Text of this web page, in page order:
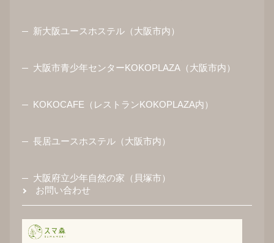
長居ユースホステル（大阪市内）
大阪市青少年センターKOKOPLAZA（大阪市内）
KOKOCAFE（レストランKOKOPLAZA内）
新大阪ユースホステル（大阪市内）
大阪府立少年自然の家（貝塚市）
お問い合わせ